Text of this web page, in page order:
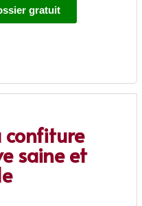
gratuit
confiture
saine et